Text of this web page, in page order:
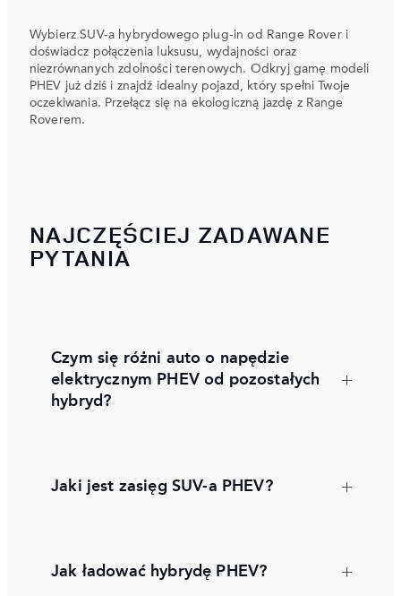
Wybierz SUV-a hybrydowego plug-in od Range Rover i
doświadcz połączenia luksusu, wydajności oraz
niezrównanych zdolności terenowych. Odkryj gamę modeli
PHEV już dziś i znajdź idealny pojazd, który spełni Twoje
oczekiwania. Przełącz się na ekologiczną jazdę z Range
Roverem.
NAJCZĘŚCIEJ ZADAWANE
PYTANIA
Czym się różni auto o napędzie
elektrycznym PHEV od pozostałych
hybryd?
Jaki jest zasięg SUV-a PHEV?
Jak ładować hybrydę PHEV?